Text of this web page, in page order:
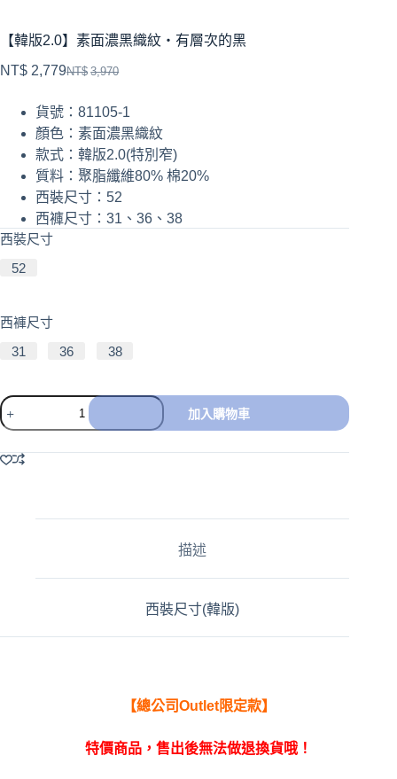
【韓版2.0】素面濃黑織紋・有層次的黑
NT$ 3,970
NT$ 2,779
貨號：81105-1
顏色：素面濃黑織紋
款式：韓版2.0(特別窄)
質料：聚脂纖維80% 棉20%
西裝尺寸：52
西褲尺寸：31、36、38
西裝尺寸
52
西褲尺寸
31
36 38
加入購物車
l
描述
西裝尺寸(韓版)
【總公司Outlet限定款】
特價商品，售出後無法做退換貨哦！